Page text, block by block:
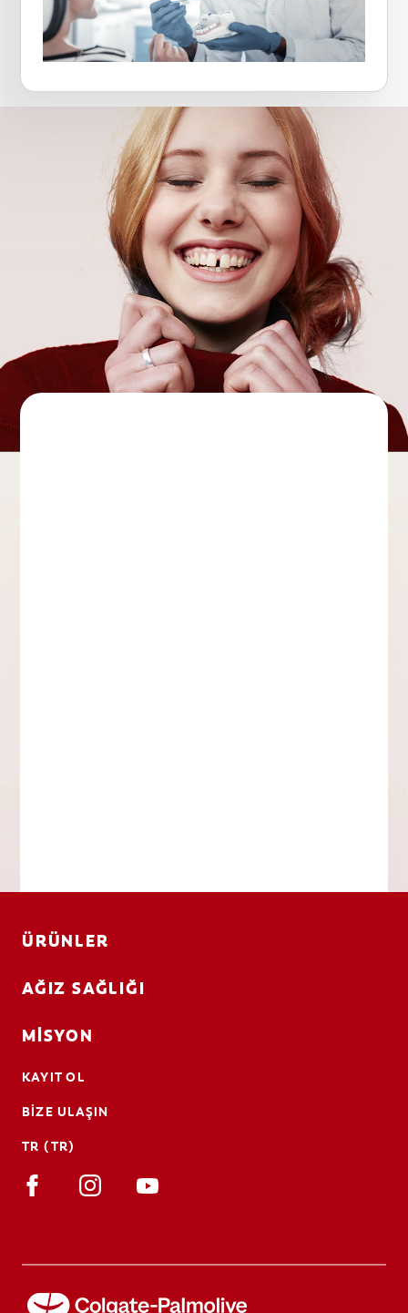
ÜRÜNLER
AĞIZ SAĞLIĞI
MISYON
KAYIT OL
BIZE ULAŞIN
TR (TR)